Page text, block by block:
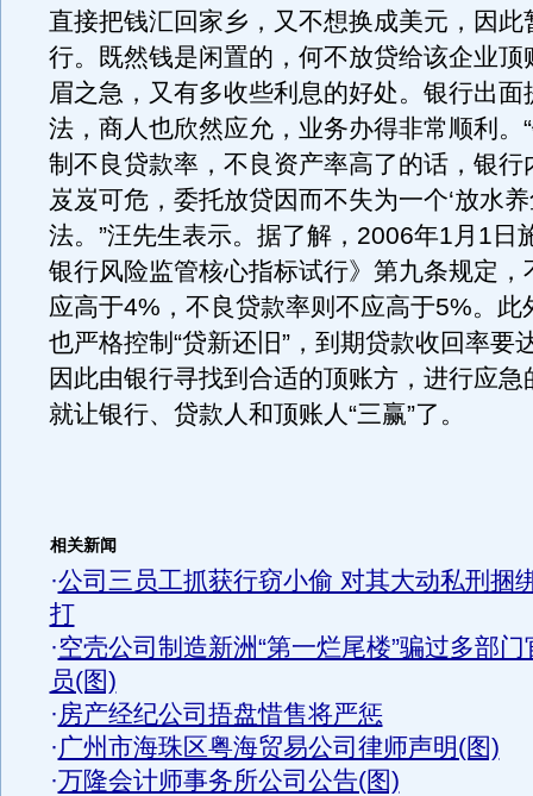
直接把钱汇回家乡，又不想换成美元，因此
行。既然钱是闲置的，何不放贷给该企业顶
眉之急，又有多收些利息的好处。银行出面
法，商人也欣然应允，业务办得非常顺利。
制不良贷款率，不良资产率高了的话，银行
岌岌可危，委托放贷因而不失为一个‘放水养
法。”汪先生表示。据了解，2006年1月1日
银行风险监管核心指标试行》第九条规定，
应高于4%，不良贷款率则不应高于5%。此
也严格控制“贷新还旧”，到期贷款收回率要
因此由银行寻找到合适的顶账方，进行应急
就让银行、贷款人和顶账人“三赢”了。
相关新闻
·公司三员工抓获行窃小偷 对其大动私刑捆
打
·空壳公司制造新洲“第一烂尾楼”骗过多部门
员(图)
·房产经纪公司捂盘惜售将严惩
·广州市海珠区粤海贸易公司律师声明(图)
·万隆会计师事务所公司公告(图)